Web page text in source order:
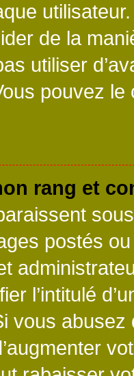
utilisateur.
de la
utiliser
pouvez
rang et
postés
l’intitulé
vous